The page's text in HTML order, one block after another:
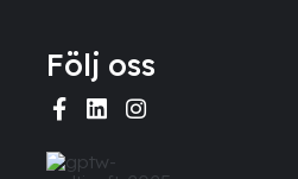
Följ oss